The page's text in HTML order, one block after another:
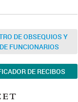
DE OBSEQUIOS Y
FUNCIONARIOS
DE RECIBOS